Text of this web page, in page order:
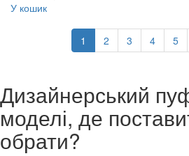
У кошик
1 2 3 4 5
Дизайнерський
моделі, де
обрати?